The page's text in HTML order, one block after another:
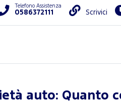
Telefono Assistenza
0586372111 Scrivici
auto: Quanto